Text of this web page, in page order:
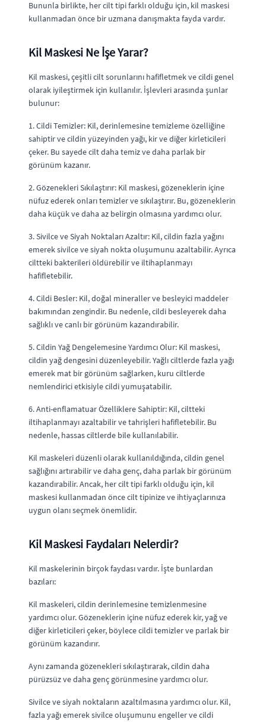
Bununla birlikte, her cilt tipi farklı olduğu için, kil maskesi
kullanmadan önce bir uzmana danışmakta fayda vardır.
Kil Maskesi Ne İşe Yarar?
Kil maskesi, çeşitli cilt sorunlarını hafifletmek ve cildi genel
olarak iyileştirmek için kullanılır. İşlevleri arasında şunlar
bulunur:
1. Cildi Temizler: Kil, derinlemesine temizleme özelliğine
sahiptir ve cildin yüzeyinden yağı, kir ve diğer kirleticileri
çeker. Bu sayede cilt daha temiz ve daha parlak bir
görünüm kazanır.
2. Gözenekleri Sıkılaştırır: Kil maskesi, gözeneklerin içine
nüfuz ederek onları temizler ve sıkılaştırır. Bu, gözeneklerin
daha küçük ve daha az belirgin olmasına yardımcı olur.
3. Sivilce ve Siyah Noktaları Azaltır: Kil, cildin fazla yağını
emerek sivilce ve siyah nokta oluşumunu azaltabilir. Ayrıca
ciltteki bakterileri öldürebilir ve iltihaplanmayı
hafifletebilir.
4. Cildi Besler: Kil, doğal mineraller ve besleyici maddeler
bakımından zengindir. Bu nedenle, cildi besleyerek daha
sağlıklı ve canlı bir görünüm kazandırabilir.
5. Cildin Yağ Dengelemesine Yardımcı Olur: Kil maskesi,
cildin yağ dengesini düzenleyebilir. Yağlı ciltlerde fazla yağı
emerek mat bir görünüm sağlarken, kuru ciltlerde
nemlendirici etkisiyle cildi yumuşatabilir.
6. Anti-enflamatuar Özelliklere Sahiptir: Kil, ciltteki
iltihaplanmayı azaltabilir ve tahrişleri hafifletebilir. Bu
nedenle, hassas ciltlerde bile kullanılabilir.
Kil maskeleri düzenli olarak kullanıldığında, cildin genel
sağlığını artırabilir ve daha genç, daha parlak bir görünüm
kazandırabilir. Ancak, her cilt tipi farklı olduğu için, kil
maskesi kullanmadan önce cilt tipinize ve ihtiyaçlarınıza
uygun olanı seçmek önemlidir.
Kil Maskesi Faydaları Nelerdir?
Kil maskelerinin birçok faydası vardır. İşte bunlardan
bazıları:
Kil maskeleri, cildin derinlemesine temizlenmesine
yardımcı olur. Gözeneklerin içine nüfuz ederek kir, yağ ve
diğer kirleticileri çeker, böylece cildi temizler ve parlak bir
görünüm kazandırır.
Aynı zamanda gözenekleri sıkılaştırarak, cildin daha
pürüzsüz ve daha genç görünmesine yardımcı olur.
Sivilce ve siyah noktaların azaltılmasına yardımcı olur. Kil,
fazla yağı emerek sivilce oluşumunu engeller ve cildi